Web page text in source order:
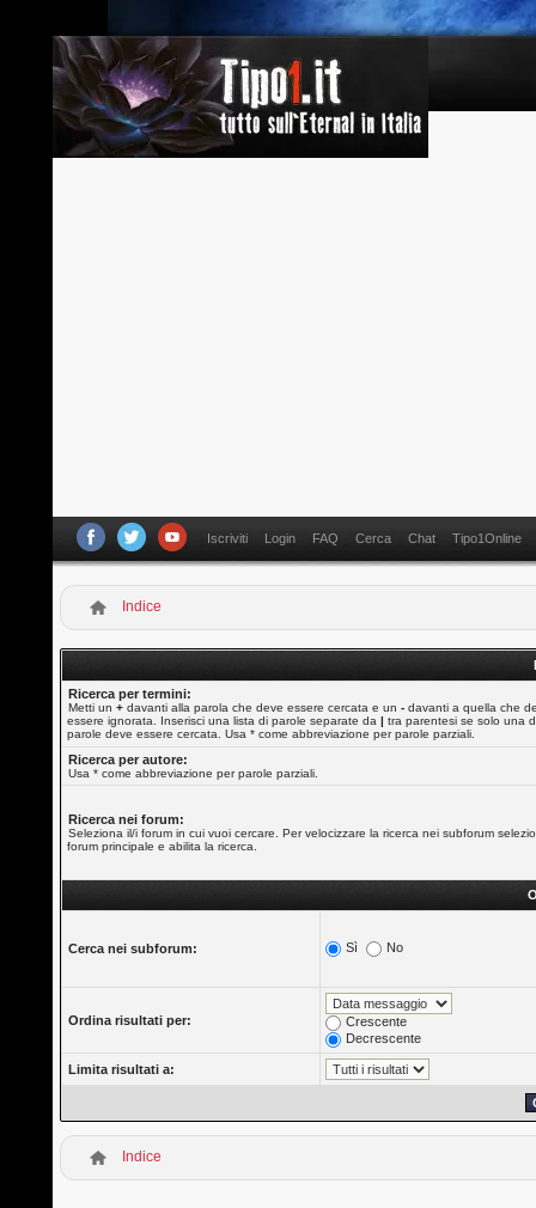
Iscriviti Login FAQ Cerca Chat Tipo1Online
Indice
Ricerca per termini:
Metti un+ davanti alla parola che deve essere cercata e un- davanti a quella che
essere ignorata. Inserisci una lista di parole separate da| tra parentesi se solo una
parole deve essere cercata. Usa * come abbreviazione per parole parziali.
Ricerca per autore:
Usa * come abbreviazione per parole parziali.
Ricerca nei forum:
Seleziona il/i forum in cui vuoi cercare. Per velocizzare la ricerca nei subforum
forum principale e abilita la ricerca.
Cerca nei subforum: Sì No
Ordina risultati per:
Crescente
Decrescente
Limita risultati a:
Indice